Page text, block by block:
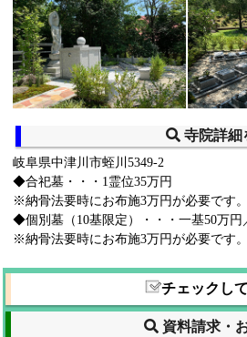
寺院詳細
岐阜県中津川市蛭川5349-2
◆合祀墓・・・1霊位35万円
※納骨法要時にお布施3万円が必要です。
◆個別墓（10基限定）・・・一基50万円
※納骨法要時にお布施3万円が必要です。
チェックし
資料請求・